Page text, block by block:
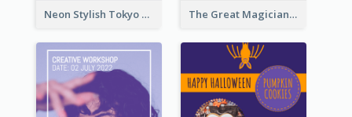
Neon Stylish Tokyo Fashion Night Sale Instagram Design The Great Magician Promote Instagram Stories